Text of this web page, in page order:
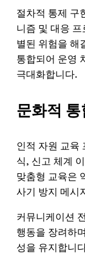
절차적 통제 구
니즘 및 대응
별된 위험을 해
통합되어 운영
극대화합니다.
문화적
인적 자원 교육
식, 신고 체계
맞춤형 교육은
사기 방지 메시
커뮤니케이션
행동을 장려하
성을 유지합니